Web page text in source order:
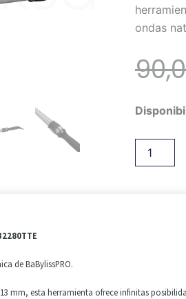
ondas
Tenacilla
Babyliss
25-
de BaBylissPRO.
mm, esta herramienta ofrece infinitas